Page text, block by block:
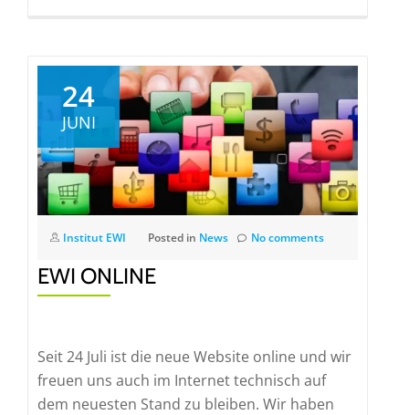
24
JUNI
Institut EWI Posted in News No comments
EWI ONLINE
Seit 24 Juli ist die neue Website online und wir
freuen uns auch im Internet technisch auf
dem neuesten Stand zu bleiben. Wir haben